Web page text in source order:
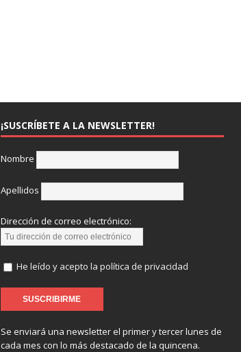
¡SUSCRÍBETE A LA NEWSLETTER!
Nombre
Apellidos
Dirección de correo electrónico:
He leído y acepto la política de privacidad
Se enviará una newsletter el primer y tercer lunes de
cada mes con lo más destacado de la quincena.